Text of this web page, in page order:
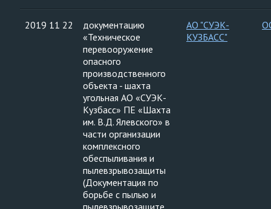
2019 11 22
документацию
«Техническое
перевооружение
опасного
производственного
объекта - шахта
угольная АО «СУЭК-
Кузбасс» ПЕ «Шахта
им. В.Д. Ялевского» в
части организации
комплексного
обеспыливания и
пылевзрывозащиты
(Документация по
борьбе с пылью и
пылевзрывозащите
АО "СУЭК-
КУЗБАСС"